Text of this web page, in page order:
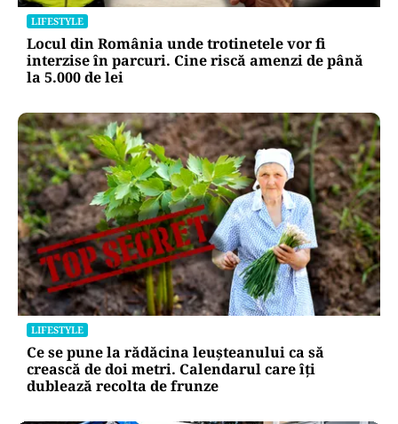
LIFESTYLE
Locul din România unde trotinetele vor fi
interzise în parcuri. Cine riscă amenzi de până
la 5.000 de lei
LIFESTYLE
Ce se pune la rădăcina leușteanului ca să
crească de doi metri. Calendarul care îți
dublează recolta de frunze